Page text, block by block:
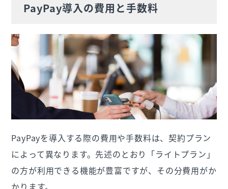
PayPay導入の費用と手数料
PayPayを導入する際の費用や手数料は、契約プラン
によって異なります。先述のとおり「ライトプラン」
の方が利用できる機能が豊富ですが、その分費用がか
かります。